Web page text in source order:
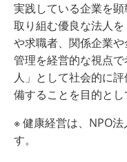
実践している企業を
取り組む優良な法人
や求職者、関係企業
管理を経営的な視点
人」として社会的に
備することを目的とし
※ 健康経営は、 NPO法
す。